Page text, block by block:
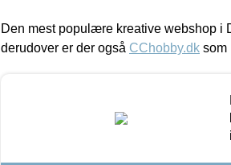
Den mest populære kreative webshop i
derudover er der også CChobby.dk som